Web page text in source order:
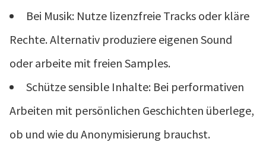
Bei Musik: Nutze lizenzfreie Tracks oder kläre
Rechte. Alternativ produziere eigenen Sound
oder arbeite mit freien Samples.
Schütze sensible Inhalte: Bei performativen
Arbeiten mit persönlichen Geschichten überlege,
ob und wie du Anonymisierung brauchst.